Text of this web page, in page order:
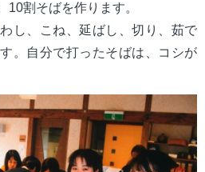
search
10割そばを作ります。
し、こね、延ばし、切り、茹で
。自分で打ったそばは、コシが